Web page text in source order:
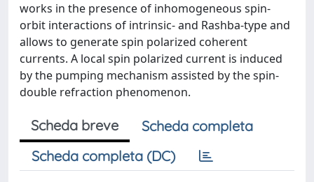
works in the presence of inhomogeneous spin-
orbit interactions of intrinsic- and Rashba-type and
allows to generate spin polarized coherent
currents. A local spin polarized current is induced
by the pumping mechanism assisted by the spin-
double refraction phenomenon.
Scheda breve
Scheda completa
Scheda completa (DC)